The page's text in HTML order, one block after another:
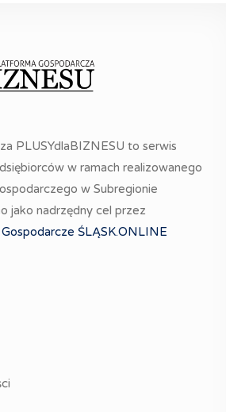
PLUSYdlaBIZNESU to serwis
w ramach realizowanego
w Subregionie
jako nadrzędny cel przez
ŚLĄSK.ONLINE